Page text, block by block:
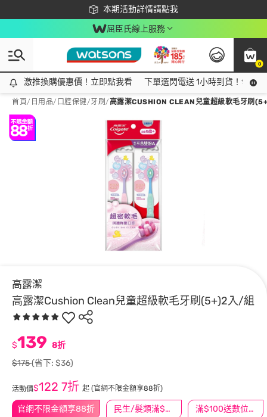
本期活動詳情請點我
下載app最高回饋$350
屈臣氏線上服務
0
激推換購優惠價！立即點我看
激推換購優惠價！立即點我看 下單選閃電送 1小時到貨！領神
首頁/ 日用品/ 口腔保健/牙刷 / 高露潔CUSHION CLEAN兒童超級軟毛牙刷
高露潔
高露潔Cushion Clean兒童超級軟毛牙刷(5+)2入/組
官網不限金額享88折 民生/髮類滿$388送舒潔冰巾 滿$100送數位印花
$139 8折
$175(省下: $36)
活動價$122 7折 起 (官網不限金額享88折)